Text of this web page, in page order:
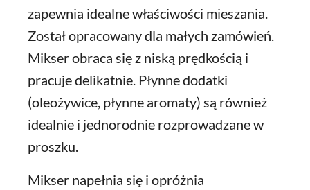
zapewnia idealne właściwości mieszania.
Został opracowany dla małych zamówień.
Mikser obraca się z niską prędkością i
pracuje delikatnie. Płynne dodatki
(oleożywice, płynne aromaty) są również
idealnie i jednorodnie rozprowadzane w
proszku.
Mikser napełnia się i opróżnia